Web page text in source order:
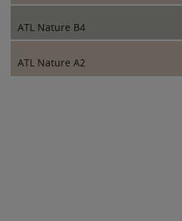
ATL Nature B4
ATL Nature A2